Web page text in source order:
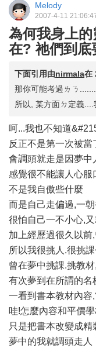
Melody
2007-4-11
為何我身上
在? 祂們到底
下面引用由nirmala在
那你可能考過ㄌㄋ
所以, 某方面ㄉ定義....
呵...我也不知道
反正不是第一次被當
會調頭就走是因夢中
感覺很不能讓人心服
不是我自傲些什麼
而是自己走偏過,一
很怕自己一不小心,
加上經歷過很久以前
所以我很挑人.很挑
曾在夢中挑課.挑教
有次夢到在所謂的名
一看到書本教材內容
哇!怎麼內容和平價
只是把書本改變成
夢中的我就調頭走人